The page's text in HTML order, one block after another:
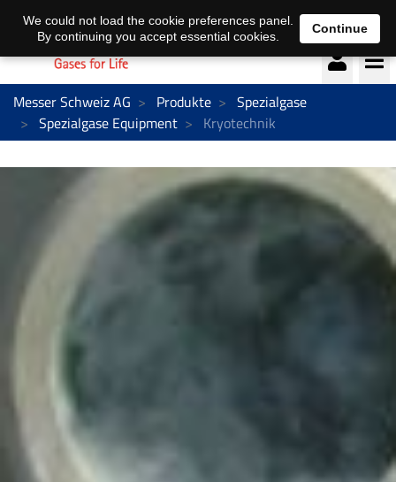
Deutsch français
Messer Schweiz AG Produkte
Spezialgase
Spezialgase Equipment
Kryotechnik
We could not load the cookie preferences panel.
By continuing you accept essential cookies.
Continue